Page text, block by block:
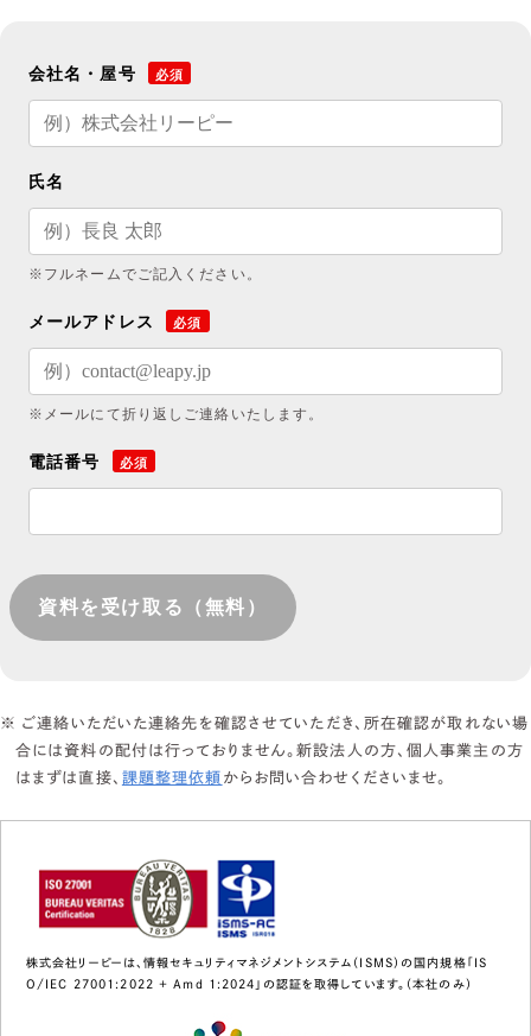
会社名・屋号 必須
氏名
※フルネームでご記入ください。
メールアドレス 必須
※メールにて折り返しご連絡いたします。
電話番号 必須
ご連絡いただいた連絡先を確認させていただき、所在確認が取れない場
合には資料の配付は行っておりません。新設法人の方、個人事業主の方
はまずは直接、 課題整理依頼 からお問い合わせくださいませ。
株式会社リーピーは、情報セキュリティマネジメントシステム（ISMS）の国内規格「IS
O/IEC 27001:2022 + Amd 1:2024」の認証を取得しています。（本社のみ）